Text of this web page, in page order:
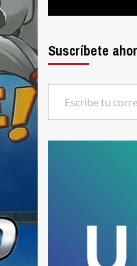
Suscríbete
Escribe tu correo electrónico…